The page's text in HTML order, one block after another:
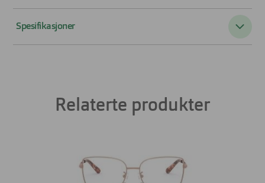
Spesifikasjoner
Relaterte produkter